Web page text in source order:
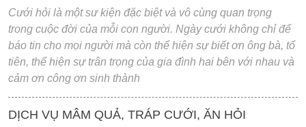
Cưới hỏi là một sư kiện đặc biệt và vô cùng quan trọng
trong cuộc đời của mỗi con người. Ngày cưới không chỉ để
báo tin cho mọi người mà còn thể hiện sự biết ơn ông bà, tổ
tiên, thể hiện sự trân trọng của gia đình hai bên với nhau và
cảm ơn công ơn sinh thành
DỊCH VỤ MÂM QUẢ, TRÁP CƯỚI, ĂN HỎI